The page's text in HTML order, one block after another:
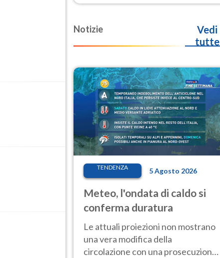
Notizie
Vedi
tutte
TENDENZA 5 Agosto 2026
Meteo, l'ondata di caldo si
conferma duratura
Le attuali proiezioni non mostrano
una vera modifica della
circolazione con una prosecuzione